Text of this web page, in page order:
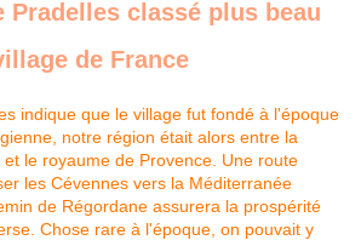
Pradelles classé plus beau
de France